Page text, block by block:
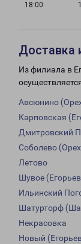
18:00
Доставка
Из филиала в
Авсюнино
Карповская
Дмитровский
Соболево
Летово
Шувое
Ильинский
Шатурторф
Некрасовка
Новый